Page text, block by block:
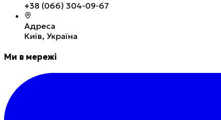
+38 (066) 304-09-67
Адреса
Київ, Україна
Ми в мережі